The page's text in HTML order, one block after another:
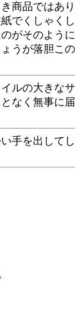
商品ではあり
でくしゃくし
がそのように
うが落胆この
ルの大きなサ
なく無事に届
手を出してし